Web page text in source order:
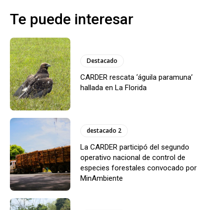
Te puede interesar
Destacado
CARDER rescata ‘águila paramuna’
hallada en La Florida
destacado 2
La CARDER participó del segundo
operativo nacional de control de
especies forestales convocado por
MinAmbiente